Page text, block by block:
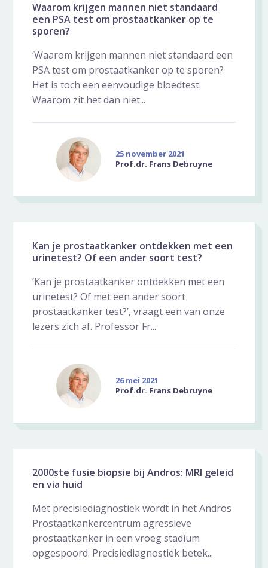
Waarom krijgen mannen niet standaard
een PSA test om prostaatkanker op te
sporen?
‘Waarom krijgen mannen niet standaard een
PSA test om prostaatkanker op te sporen?
Het is toch een eenvoudige bloedtest.
Waarom zit het dan niet...
25 november 2021
Prof.dr. Frans Debruyne
Kan je prostaatkanker ontdekken met een
urinetest? Of een ander soort test?
‘Kan je prostaatkanker ontdekken met een
urinetest? Of met een ander soort
prostaatkanker test?’, vraagt een van onze
lezers zich af. Professor Fr...
26 mei 2021
Prof.dr. Frans Debruyne
2000ste fusie biopsie bij Andros: MRI geleid
en via huid
Met precisiediagnostiek wordt in het Andros
Prostaatkankercentrum agressieve
prostaatkanker in een vroeg stadium
opgespoord. Precisiediagnostiek betek...